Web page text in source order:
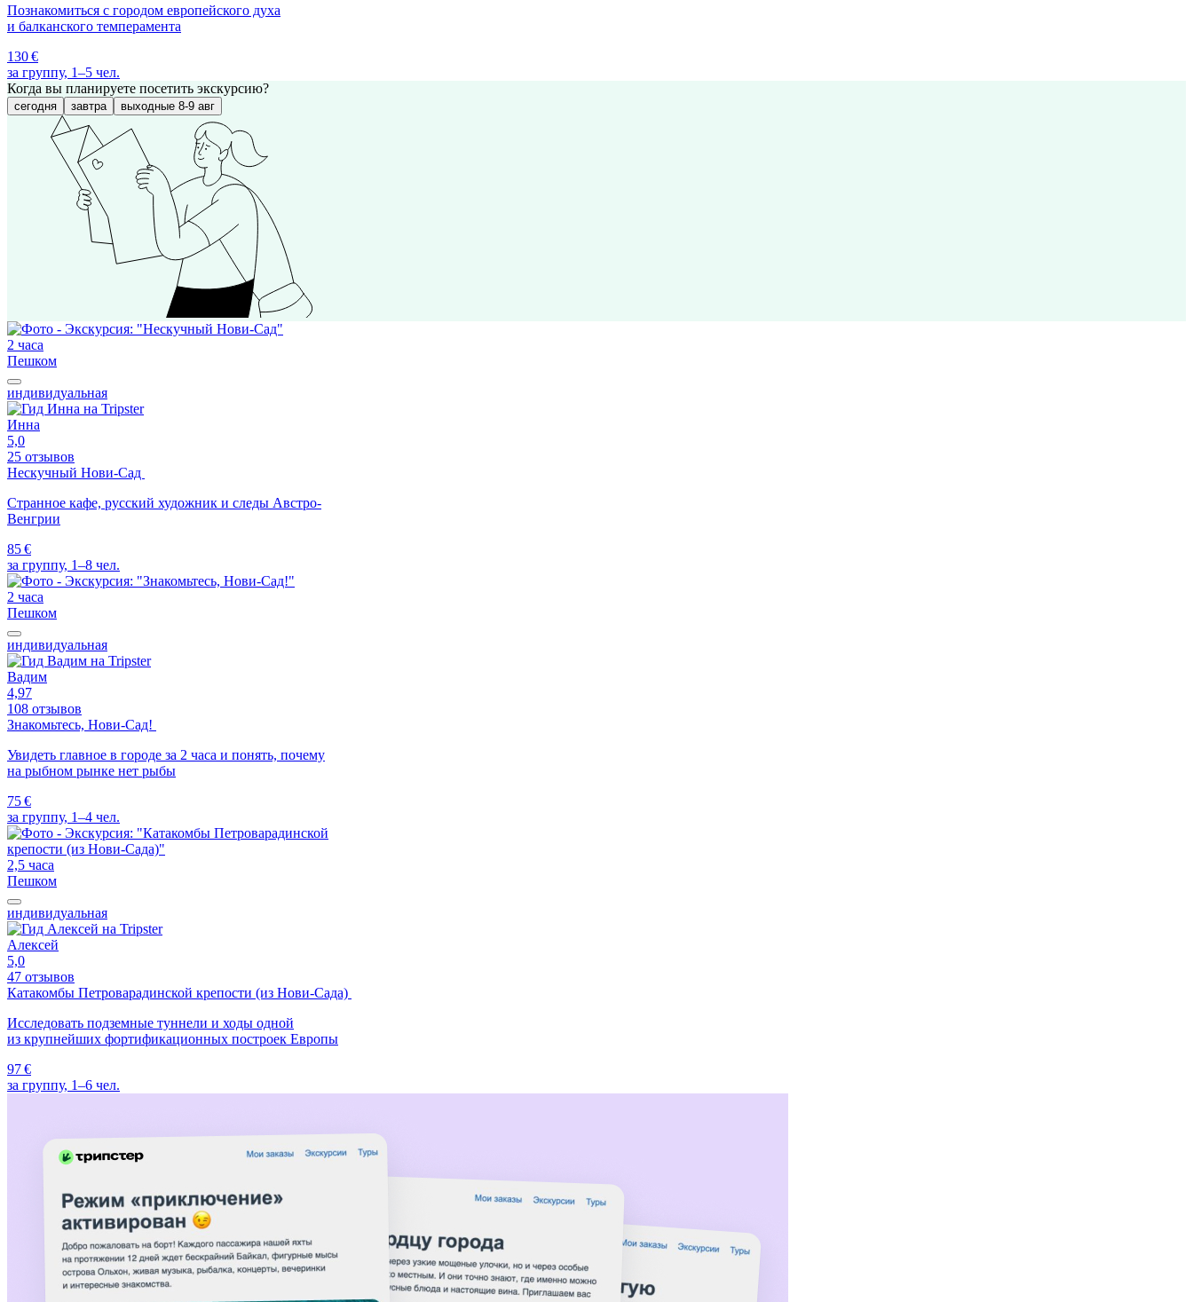
Познакомиться с городом европейского духа
и балканского темперамента
130 €
за группу, 1–5 чел.
Когда вы планируете посетить экскурсию?
сегодня завтра выходные 8-9 авг
2 часа
Пешком
индивидуальная
Инна
5,0
25 отзывов
Нескучный Нови-Сад
Странное кафе, русский художник и следы Австро-
Венгрии
85 €
за группу, 1–8 чел.
2 часа
Пешком
индивидуальная
Вадим
4,97
108 отзывов
Знакомьтесь, Нови-Сад!
Увидеть главное в городе за 2 часа и понять, почему
на рыбном рынке нет рыбы
75 €
за группу, 1–4 чел.
2,5 часа
Пешком
индивидуальная
Алексей
5,0
47 отзывов
Катакомбы Петроварадинской крепости (из Нови-Сада)
Исследовать подземные туннели и ходы одной
из крупнейших фортификационных построек Европы
97 €
за группу, 1–6 чел.